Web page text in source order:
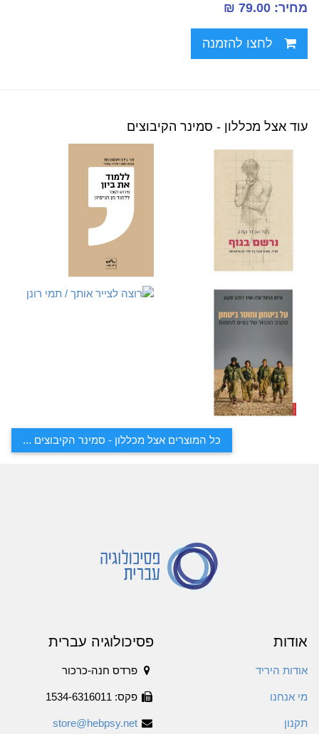
מחיר: 79.00 ₪
לחצו להזמנה
עוד אצל מכללון - סמינר הקיבוצים
כל המוצרים אצל מכללון - סמינר הקיבוצים ...
אודות
אודות היריד
מי אנחנו
תקנון
פסיכולוגיה עברית
פרדס חנה-כרכור
פקס: 1534-6316011
store@hebpsy.net